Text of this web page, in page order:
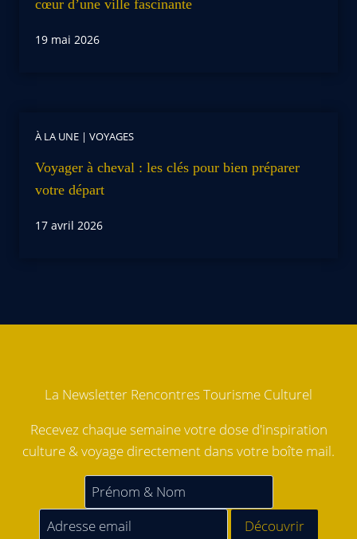
cœur d’une ville fascinante
19 mai 2026
À LA UNE | VOYAGES
Voyager à cheval : les clés pour bien préparer
votre départ
17 avril 2026
La Newsletter Rencontres Tourisme Culturel
Recevez chaque semaine votre dose d'inspiration
culture & voyage directement dans votre boîte mail.